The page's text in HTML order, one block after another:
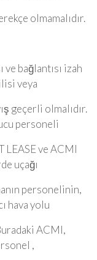
olmamalıdır.
bağlantısı izah
veya
geçerli olmalıdır.
personeli
ve ACMI
uçağı
personelinin,
hava yolu
ACMI,
,